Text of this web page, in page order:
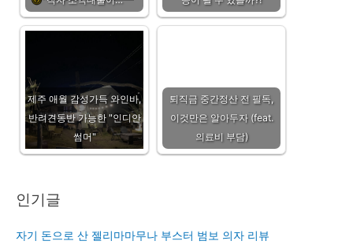
제주 애월 감성가득 와인바,
반려견동반 가능한 "인디안
썸머"
퇴직금 중간정산 전 필독,
이것만은 알아두자 (feat.
의료비 부담)
인기글
자기 돈으로 산 젤리마마무나 부스터 범보 의자 리뷰